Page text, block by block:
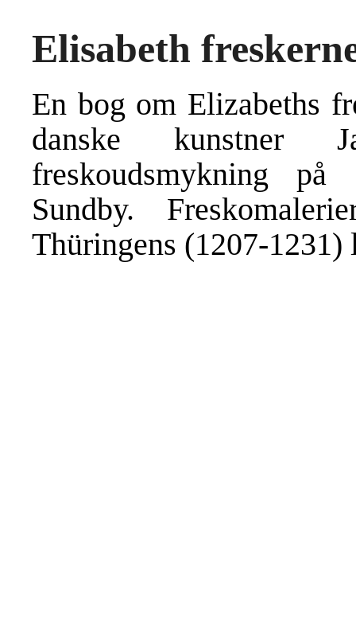
Elisabeth
En bog om Elizabeths
danske kunstner
freskoudsmykning
Sundby.
Thüringens (1207-